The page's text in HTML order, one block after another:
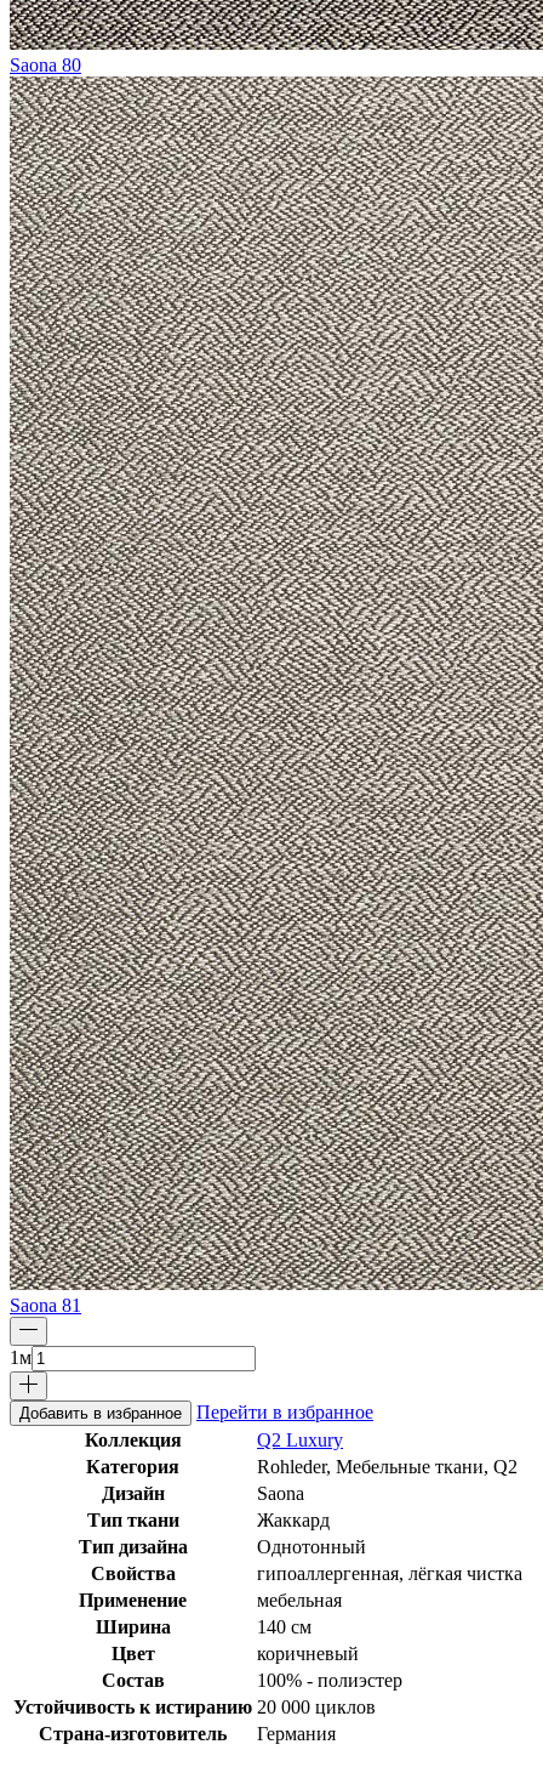
Saona 80
Saona 81
1м
Добавить в избранное
Перейти в избранное
Коллекция
Q2 Luxury
Категория
Rohleder, Мебельные ткани, Q2
Дизайн
Saona
Тип ткани
Жаккард
Тип дизайна
Однотонный
Свойства
гипоаллергенная, лёгкая чистка
Применение
мебельная
Ширина
140 см
Цвет
коричневый
Состав
100% - полиэстер
Устойчивость к истиранию 20 000 циклов
Страна-изготовитель
Германия